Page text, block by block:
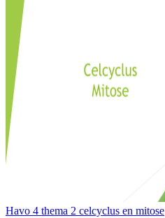
Havo 4 thema 2 celcyclus en mitose